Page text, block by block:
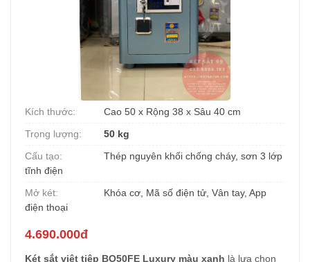
Kích thước:
Cao 50 x Rộng 38 x Sâu 40 cm
Trọng lượng:
50 kg
Cấu tạo:
Thép nguyên khối chống cháy, sơn 3 lớp
tĩnh điện
Mở két:
Khóa cơ, Mã số điện tử, Vân tay, App
điện thoại
4.690.000đ
Két sắt việt tiệp BO50FE Luxury màu xanh là lựa chọn